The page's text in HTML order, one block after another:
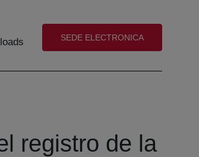
(abre en nueva ventana)
SEDE ELECTRONICA
registro de la